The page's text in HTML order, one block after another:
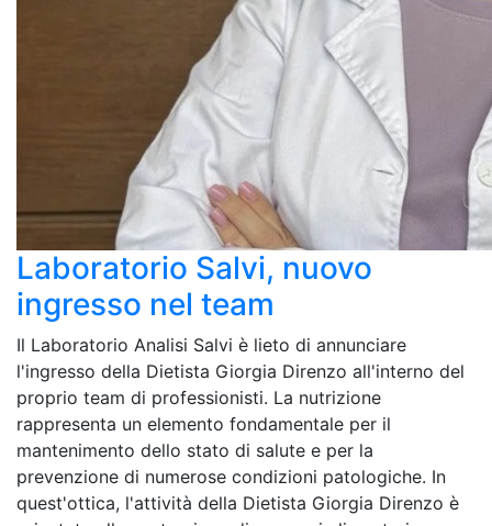
Laboratorio Salvi, nuovo
ingresso nel team
Il Laboratorio Analisi Salvi è lieto di annunciare
l'ingresso della Dietista Giorgia Direnzo all'interno del
proprio team di professionisti. La nutrizione
rappresenta un elemento fondamentale per il
mantenimento dello stato di salute e per la
prevenzione di numerose condizioni patologiche. In
quest'ottica, l'attività della Dietista Giorgia Direnzo è